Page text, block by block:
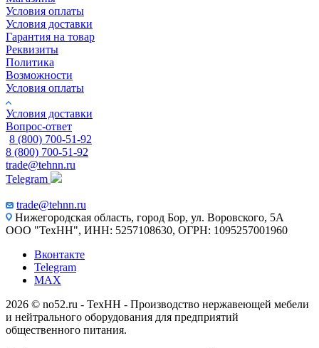
Условия оплаты
Условия доставки
Гарантия на товар
Реквизиты
Политика
Возможности
Условия оплаты
Условия доставки
Вопрос-ответ
8 (800) 700-51-92
8 (800) 700-51-92
trade@tehnn.ru
Telegram
trade@tehnn.ru
Нижегородская область, город Бор, ул. Воровского, 5А
ООО "ТехНН", ИНН: 5257108630, ОГРН: 1095257001960
Вконтакте
Telegram
MAX
2026 © no52.ru - ТехНН - Производство нержавеющей мебели
и нейтрального оборудования для предприятий
общественного питания.